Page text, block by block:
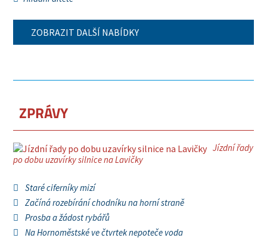
ZOBRAZIT DALŠÍ NABÍDKY
ZPRÁVY
Jízdní řady
po dobu uzavírky silnice na Lavičky
Staré ciferníky mizí
Začíná rozebírání chodníku na horní straně
Prosba a žádost rybářů
Na Hornoměstské ve čtvrtek nepoteče voda